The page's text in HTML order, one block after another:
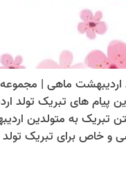
پیام های تبریک تولد
تبریک به متولدین
و خاص برای تبریک